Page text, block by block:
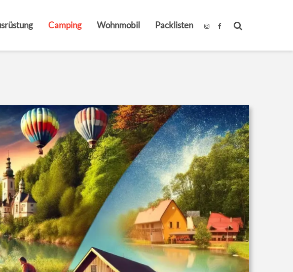
Camping Wohnmobil Packlisten